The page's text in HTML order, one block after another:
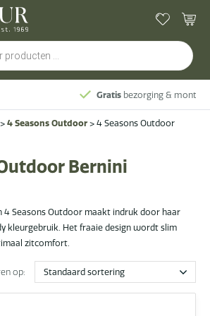
bezorging & montage
> 4 Seasons Outdoor > 4 Seasons Outdoor
Bernini
4 Seasons Outdoor maakt indruk door haar
kleurgebruik. Het fraaie design wordt slim
zitcomfort.
op: